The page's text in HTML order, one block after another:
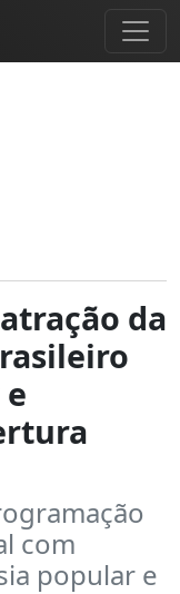
da
com
popular e